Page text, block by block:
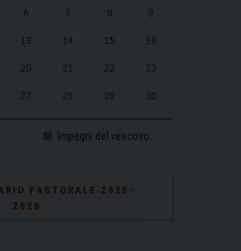
6 7 8 9
13 14 15 16
20 21 22 23
27 28 29 30
Impegni del vescovo
PASTORALE 2025-
2026